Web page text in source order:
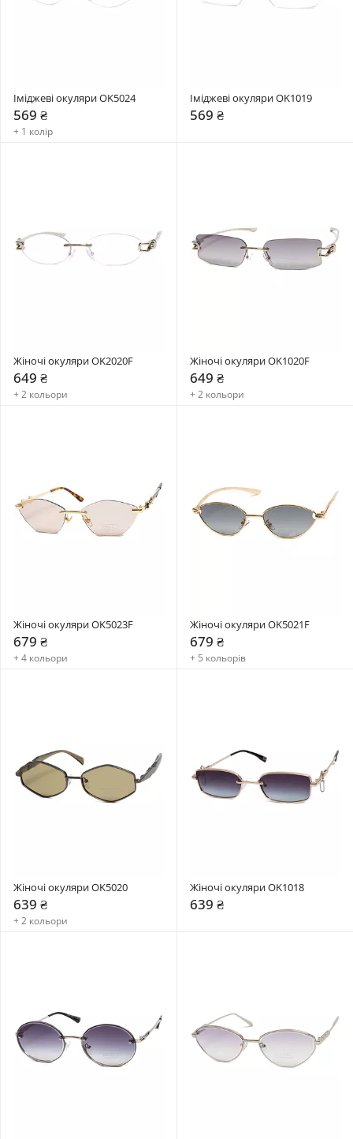
Іміджеві окуляри OK5024
569 ₴
+ 1 колір
Іміджеві окуляри OK1019
569 ₴
Жіночі окуляри OK2020F
649 ₴
+ 2 кольори
Жіночі окуляри OK1020F
649 ₴
+ 2 кольори
Жіночі окуляри OK5023F
679 ₴
+ 4 кольори
Жіночі окуляри OK5021F
679 ₴
+ 5 кольорів
Жіночі окуляри OK5020
639 ₴
+ 2 кольори
Жіночі окуляри OK1018
639 ₴